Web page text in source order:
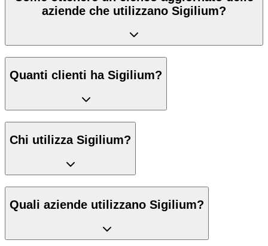
aziende che utilizzano Sigilium?
Quanti clienti ha Sigilium?
Chi utilizza Sigilium?
Quali aziende utilizzano Sigilium?